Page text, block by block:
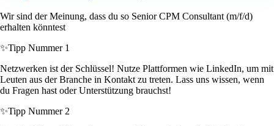
Wir sind der Meinung, dass du so Senior CPM Consultant (m/f/d)
erhalten könntest
✨Tipp Nummer 1
Netzwerken ist der Schlüssel! Nutze Plattformen wie LinkedIn, um mit
Leuten aus der Branche in Kontakt zu treten. Lass uns wissen, wenn
du Fragen hast oder Unterstützung brauchst!
✨Tipp Nummer 2